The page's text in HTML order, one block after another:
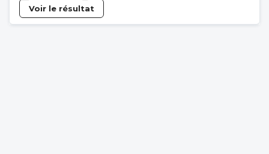
Voir le résultat